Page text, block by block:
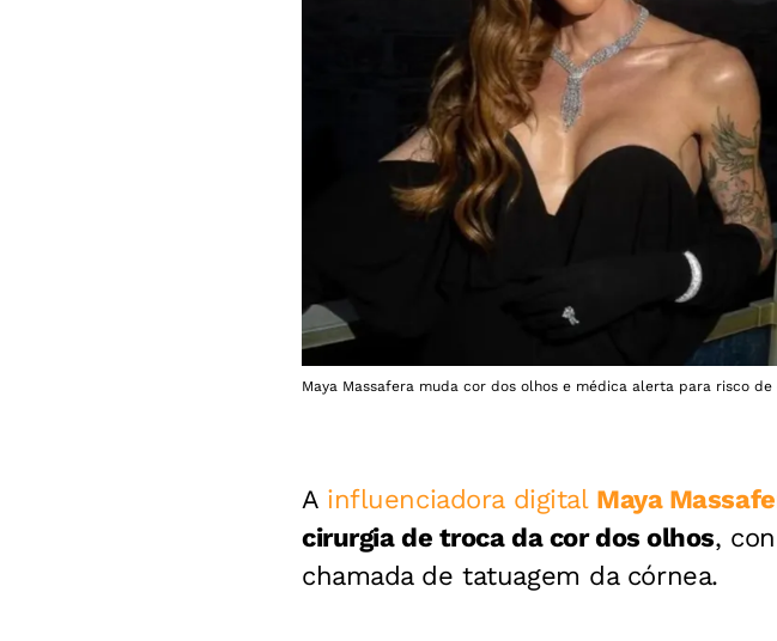
Maya Massafera muda cor dos olhos e médica alerta para risco
A influenciadora digital Maya
cirurgia de troca da cor dos olhos,
chamada de tatuagem da córnea.